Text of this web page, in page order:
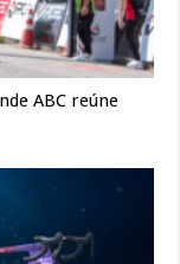
ABC reúne